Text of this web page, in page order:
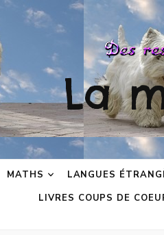
La
MATHS LANGUES
LIVRES COUPS DE